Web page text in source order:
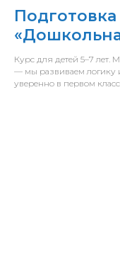
Курс для детей 5–7 лет.
— мы развиваем логику
уверенно в первом